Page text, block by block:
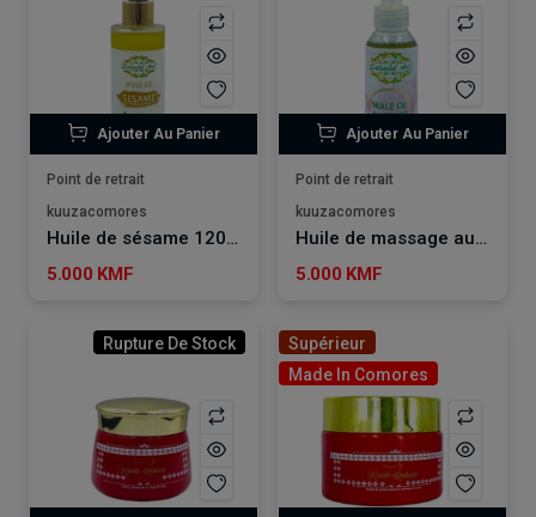
Ajouter Au Panier
Point de retrait
kuuzacomores
Huile de sésame 120ml SALSABIL ART
5.000 KMF
Ajouter Au Panier
Point de retrait
kuuzacomores
Huile de massage au coco, nigelle, sésame et olive 120ml SALSABIL ART
5.000 KMF
Rupture De Stock
Supérieur
Made In Comores